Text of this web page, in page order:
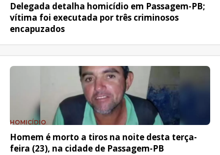
Delegada detalha homicídio em Passagem-PB;
vítima foi executada por três criminosos
encapuzados
HOMICÍDIO
Homem é morto a tiros na noite desta terça-
feira (23), na cidade de Passagem-PB